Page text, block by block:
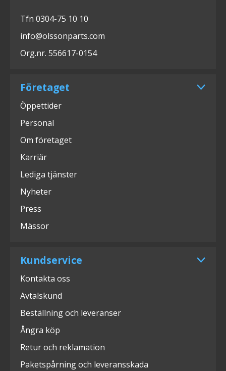
Tfn 0304-75 10 10
info@olssonparts.com
Org.nr. 556617-0154
Företaget
Öppettider
Personal
Om företaget
Karriär
Lediga tjänster
Nyheter
Press
Mässor
Kundservice
Kontakta oss
Avtalskund
Beställning och leveranser
Ångra köp
Retur och reklamation
Paketspårning och leveransskada